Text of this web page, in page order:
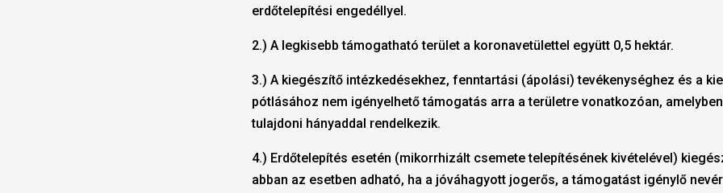
erdőtelepítési engedéllyel.
2.) A legkisebb támogatható terület a koronavetülettel együtt 0,5 hektár.
3.) A kiegészítő intézkedésekhez, fenntartási (ápolási) tevékenységhez és a
pótlásához nem igényelhető támogatás arra a területre vonatkozóan,
tulajdoni hányaddal rendelkezik.
4.) Erdőtelepítés esetén (mikorrhizált csemete telepítésének kivételével)
abban az esetben adható, ha a jóváhagyott jogerős, a támogatást igénylő